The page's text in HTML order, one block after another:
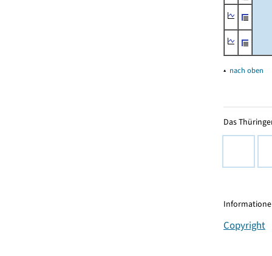
▴ nach oben
Das
Copyright